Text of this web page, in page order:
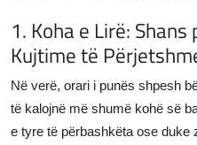
1. Koha e Lirë:
Kujtime të
Në verë, orari i punës shpesh
të kalojnë më shumë kohë së
e tyre të përbashkëta ose duke